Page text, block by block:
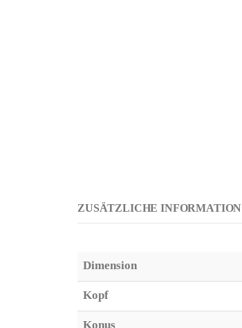
ZUSÄTZLICHE INFORMATION
Dimension
Kopf
Konus